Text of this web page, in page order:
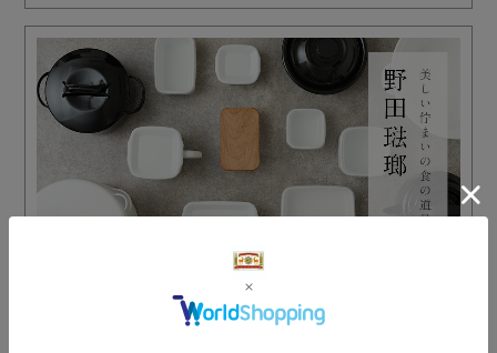
しっかり冷える、琺瑯ならではの保冷効果